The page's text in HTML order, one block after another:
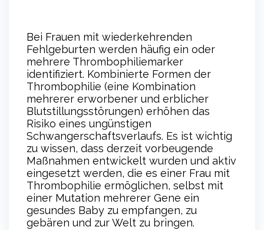
Bei Frauen mit wiederkehrenden
Fehlgeburten werden häufig ein oder
mehrere Thrombophiliemarker
identifiziert. Kombinierte Formen der
Thrombophilie (eine Kombination
mehrerer erworbener und erblicher
Blutstillungsstörungen) erhöhen das
Risiko eines ungünstigen
Schwangerschaftsverlaufs. Es ist wichtig
zu wissen, dass derzeit vorbeugende
Maßnahmen entwickelt wurden und aktiv
eingesetzt werden, die es einer Frau mit
Thrombophilie ermöglichen, selbst mit
einer Mutation mehrerer Gene ein
gesundes Baby zu empfangen, zu
gebären und zur Welt zu bringen.